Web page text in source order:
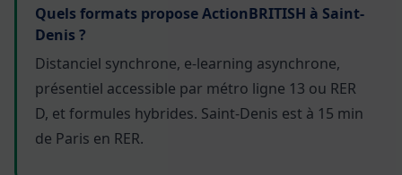
Quels formats propose ActionBRITISH à Saint-
Denis ?
Distanciel synchrone, e-learning asynchrone,
présentiel accessible par métro ligne 13 ou RER
D, et formules hybrides. Saint-Denis est à 15 min
de Paris en RER.